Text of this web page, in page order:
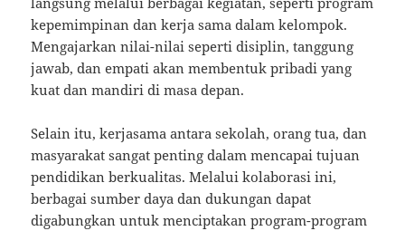
kepemimpinan dan kerja sama dalam kelompok.
Mengajarkan nilai-nilai seperti disiplin, tanggung
jawab, dan empati akan membentuk pribadi yang
kuat dan mandiri di masa depan.
Selain itu, kerjasama antara sekolah, orang tua, dan
masyarakat sangat penting dalam mencapai tujuan
pendidikan berkualitas. Melalui kolaborasi ini,
berbagai sumber daya dan dukungan dapat
digabungkan untuk menciptakan program-program